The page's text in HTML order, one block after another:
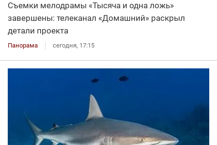
Съемки мелодрамы «Тысяча и одна ложь»
завершены: телеканал «Домашний» раскрыл
детали проекта
Панорама сегодня, 17:15